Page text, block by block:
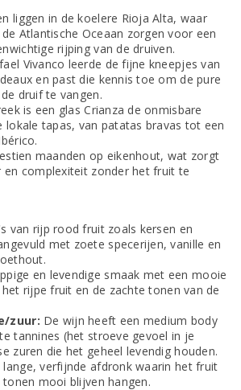
liggen in de koelere Rioja Alta, waar
Atlantische Oceaan zorgen voor een
rijping van de druiven.
Vivanco leerde de fijne kneepjes van
en past die kennis toe om de pure
druif te vangen.
is een glas Crianza de onmisbare
lokale tapas, van patatas bravas tot een
maanden op eikenhout, wat zorgt
complexiteit zonder het fruit te
van rijp rood fruit zoals kersen en
met zoete specerijen, vanille en
en levendige smaak met een mooie
rijpe fruit en de zachte tonen van de
zuur: De wijn heeft een medium body
tannines (het stroeve gevoel in je
zuren die het geheel levendig houden.
lange, verfijnde afdronk waarin het fruit
mooi blijven hangen.